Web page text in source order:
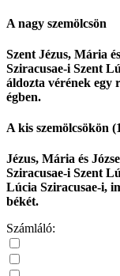
A nagy szemölcsön
Szent Jézus, Mária
Sziracusae-i Szent
áldozta vérének egy
égben.
A kis szemölcsökön
Jézus, Mária és
Sziracusae-i Szent
Lúcia Sziracusae-i,
békét.
Számláló: